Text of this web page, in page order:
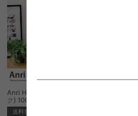
Anri Hanger Rack(アンリハンガーラッ
ク) 100cmタイプ
送料無料